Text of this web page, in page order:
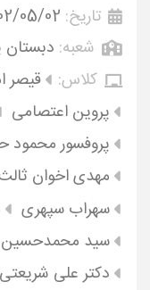
تاریخ: 05/02
شعبه: دبستان
کلاس:
قیصر
پروین اعتصامی
پروفسور محمود
مهدی اخوان
سهراب سپهری
سید محمدحسین
دکتر علی شریعتی